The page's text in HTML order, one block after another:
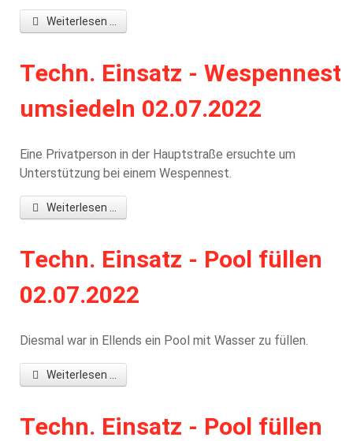
Weiterlesen ...
Techn. Einsatz - Wespennest
umsiedeln 02.07.2022
Eine Privatperson in der Hauptstraße ersuchte um
Unterstützung bei einem Wespennest.
Weiterlesen ...
Techn. Einsatz - Pool füllen
02.07.2022
Diesmal war in Ellends ein Pool mit Wasser zu füllen.
Weiterlesen ...
Techn. Einsatz - Pool füllen